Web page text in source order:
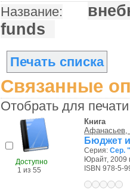
Название:
funds
Печать списка
Связанные
Отобрать для
Доступно
1 из 55
Книга
Бюджет
Серия: Сер.
Юрайт, 2009
ISBN 978-5-